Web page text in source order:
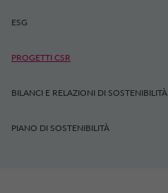
ESG
PROGETTI CSR
BILANCI E RELAZIONI DI SOSTENIBILITÀ
PIANO DI SOSTENIBILITÀ